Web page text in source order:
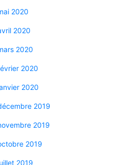
2020
2020
2020
2020
2020
2019
2019
2019
2019